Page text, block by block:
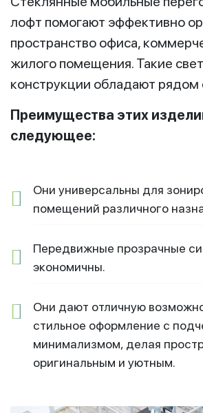
лофт помогают эффективно
пространство офиса,
жилого помещения. Такие
конструкции обладают рядом
Преимущества этих
следующее:
Они универсальны для
помещений различного
Передвижные прозрачные
экономичны.
Они дают отличную
стильное оформление с
минимализмом, делая
оригинальным и уютным.